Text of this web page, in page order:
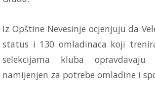
Iz Opštine Nevesinje ocjenjuju da
status i 130 omladinaca koji
selekcijama kluba
namijenjen za potrebe omladine i